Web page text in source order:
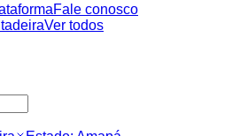
Fale conosco
Ver todos